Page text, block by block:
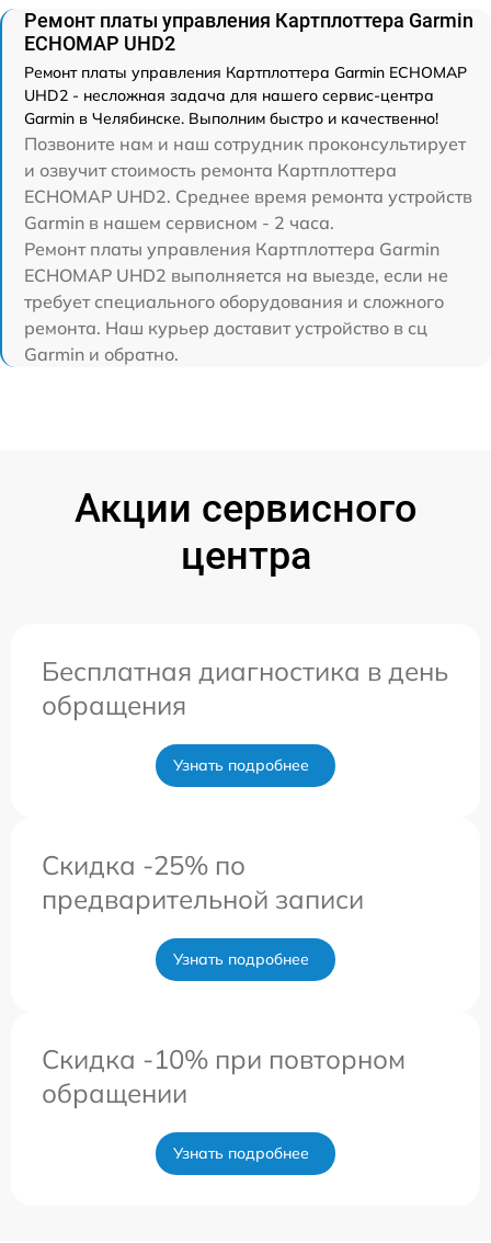
Ремонт платы управления Картплоттера Garmin
ECHOMAP UHD2
Ремонт платы управления Картплоттера Garmin ECHOMAP
UHD2 - несложная задача для нашего сервис-центра
Garmin в Челябинске. Выполним быстро и качественно!
Позвоните нам и наш сотрудник проконсультирует
и озвучит стоимость ремонта Картплоттера
ECHOMAP UHD2. Среднее время ремонта устройств
Garmin в нашем сервисном - 2 часа.
Ремонт платы управления Картплоттера Garmin
ECHOMAP UHD2 выполняется на выезде, если не
требует специального оборудования и сложного
ремонта. Наш курьер доставит устройство в сц
Garmin и обратно.
Акции сервисного
центра
Бесплатная диагностика в день
обращения
Узнать подробнее
Скидка -25% по
предварительной записи
Узнать подробнее
Скидка -10% при повторном
обращении
Узнать подробнее